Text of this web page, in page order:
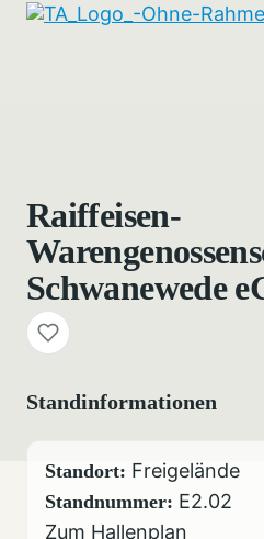
Raiffeisen-
Schwanewede
Standinformationen
Standort: Freigelände
Standnummer: E2.02
Zum Hallenplan